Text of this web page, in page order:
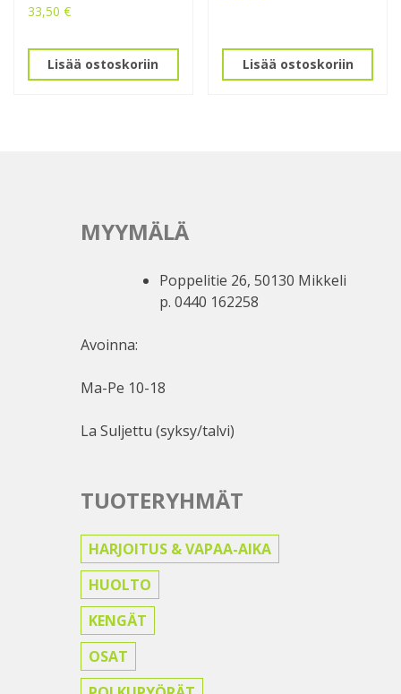
33,50 €
Lisää ostoskoriin Lisää ostoskoriin
MYYMÄLÄ
Poppelitie 26, 50130 Mikkeli
p. 0440 162258
Avoinna:
Ma-Pe 10-18
La Suljettu (syksy/talvi)
TUOTERYHMÄT
HARJOITUS & VAPAA-AIKA
HUOLTO
KENGÄT
OSAT